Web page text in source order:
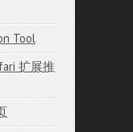
Tool
扩展推